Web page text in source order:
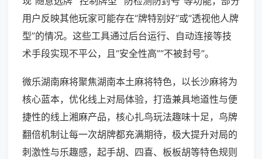
用户反映其他玩家可能存在“牌特别好”或“透视他人牌
型”的情况。这些工具通过后台运行、自动连接等技
术手段实现不平公，且“安全性高”“不被封号”。
微乐湖南麻将聚焦湖南本土麻将特色，以长沙麻将为
核心蓝本，优化线上对局体验，打造兼具地道性与便
捷性的线上湘麻产品，核心扎鸟玩法趣味十足，鸟牌
翻倍机制让每一次胡牌都充满期待，极大提升对局的
刺激性与乐趣感，起手胡、四喜、板板胡等特色规则